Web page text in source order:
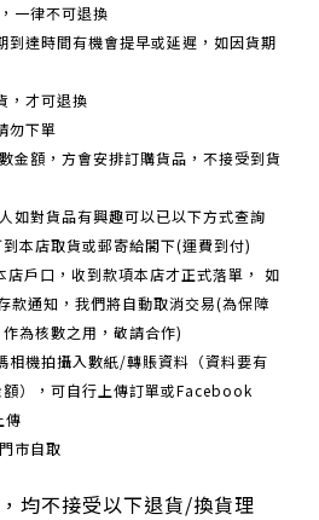
一律不可退換
到達時間有機會提早或延遲，如因貨期
，才可退換
勿下單
金額，方會安排訂購貨品，不接受到貨
如對貨品有興趣可以已以下方式查詢
本店取貨或郵寄給閣下(運費到付)
店戶口，收到款項本店才正式落單， 如
款通知，我們將自動取消交易(為保障
為核數之用，敬請合作)
相機拍攝入數紙/轉賬資料（資料要有
），可自行上傳訂單或Facebook
傳
市自取
均不接受以下退貨/換貨理